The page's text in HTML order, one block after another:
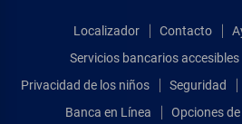
Localizador Contacto
Servicios bancarios accesibles
Privacidad de los niños
Seguridad
Banca en Línea
Opciones